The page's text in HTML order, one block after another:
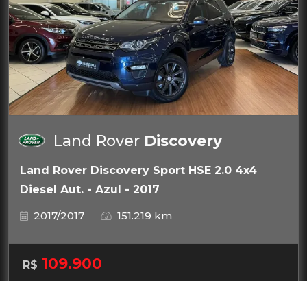
Land Rover Discovery
Land Rover Discovery Sport HSE 2.0 4x4
Diesel Aut. - Azul - 2017
2017/2017
151.219 km
R$ 109.900